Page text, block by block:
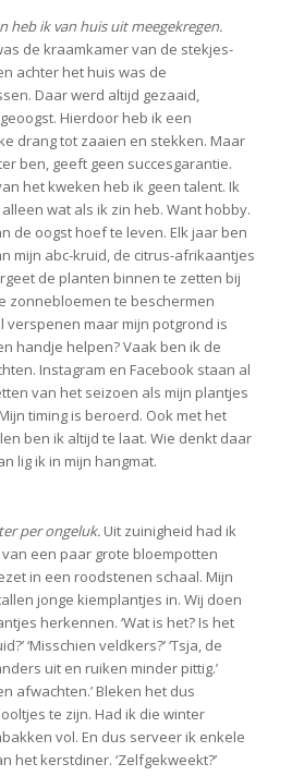
heb ik van huis uit meegekregen.
de kraamkamer van de stekjes-
achter het huis was de
Daar werd altijd gezaaid,
Hierdoor heb ik een
drang tot zaaien en stekken. Maar
ben, geeft geen succesgarantie.
het kweken heb ik geen talent. Ik
wat als ik zin heb. Want hobby.
de oogst hoef te leven. Elk jaar ben
mijn abc-kruid, de citrus-afrikaantjes
de planten binnen te zetten bij
zonnebloemen te beschermen
verspenen maar mijn potgrond is
handje helpen? Vaak ben ik de
Instagram en Facebook staan al
van het seizoen als mijn plantjes
timing is beroerd. Ook met het
ben ik altijd te laat. Wie denkt daar
lig ik in mijn hangmat.
per ongeluk.Uit zuinigheid had ik
een paar grote bloempotten
in een roodstenen schaal. Mijn
jonge kiemplantjes in. Wij doen
herkennen. ‘Wat is het? Is het
‘Misschien veldkers?’ ‘Tsja, de
uit en ruiken minder pittig.’
afwachten.’ Bleken het dus
te zijn. Had ik die winter
vol. En dus serveer ik enkele
het kerstdiner. ‘Zelfgekweekt?’